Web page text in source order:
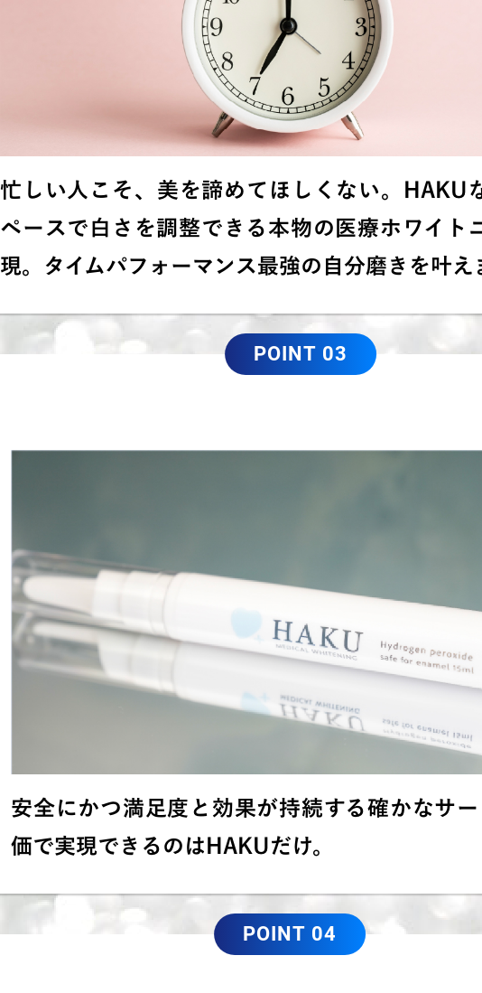
忙しい人こそ、美を諦めてほしくない。HAKU
ペースで白さを調整できる本物の医療ホワイト
現。タイムパフォーマンス最強の自分磨きを叶え
POINT 03
安全にかつ満足度と効果が持続する確かなサ
価で実現できるのはHAKUだけ。
POINT 04